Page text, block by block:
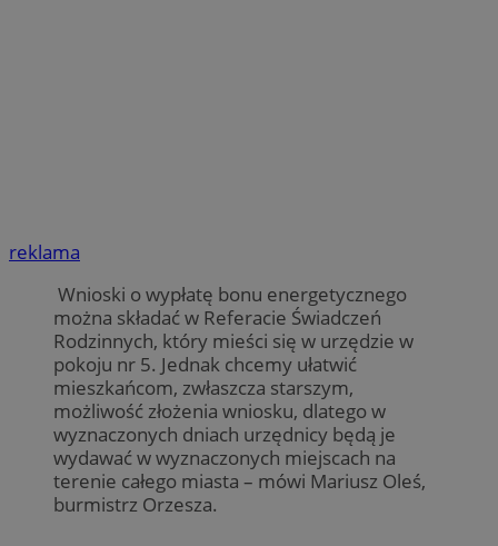
reklama
Wnioski o wypłatę bonu energetycznego
można składać w Referacie Świadczeń
Rodzinnych, który mieści się w urzędzie w
pokoju nr 5. Jednak chcemy ułatwić
mieszkańcom, zwłaszcza starszym,
możliwość złożenia wniosku, dlatego w
wyznaczonych dniach urzędnicy będą je
wydawać w wyznaczonych miejscach na
terenie całego miasta – mówi Mariusz Oleś,
burmistrz Orzesza.